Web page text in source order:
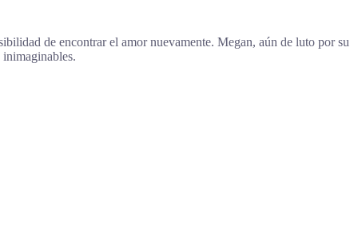
de encontrar el amor nuevamente. Megan, aún de luto por su
inimaginables.